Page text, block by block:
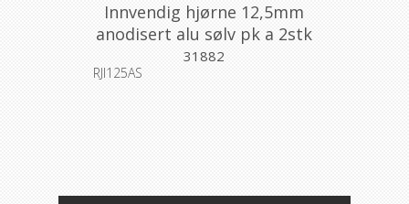
Innvendig hjørne 12,5mm
anodisert alu sølv pk a 2stk
31882
RJI125AS